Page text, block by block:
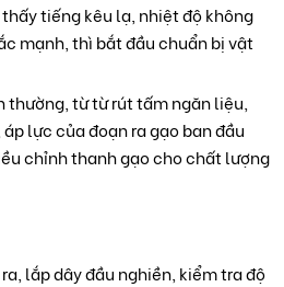
tiếng kêu lạ, nhiệt độ không
mạnh, thì bắt đầu chuẩn bị vật
thường, từ từ rút tấm ngăn liệu,
lực của đoạn ra gạo ban đầu
chỉnh thanh gạo cho chất lượng
lắp dây đầu nghiền, kiểm tra độ